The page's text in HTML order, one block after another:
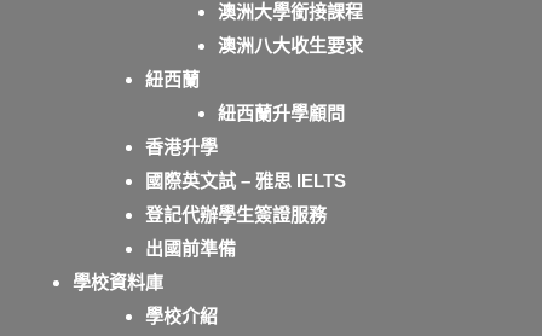
澳洲大學銜接課程
澳洲八大收生要求
紐西蘭
紐西蘭升學顧問
香港升學
國際英文試 – 雅思 IELTS
登記代辦學生簽證服務
出國前準備
學校資料庫
學校介紹